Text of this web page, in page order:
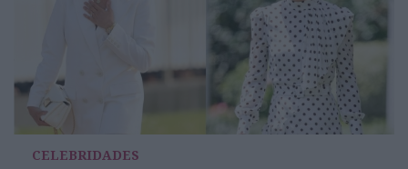
CELEBRIDADES